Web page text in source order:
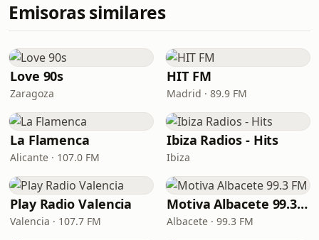
Emisoras similares
Love 90s
Zaragoza
HIT FM
Madrid · 89.9 FM
La Flamenca
Alicante · 107.0 FM
Ibiza Radios - Hits
Ibiza
Play Radio Valencia
Valencia · 107.7 FM
Motiva Albacete 99.3 FM
Albacete · 99.3 FM